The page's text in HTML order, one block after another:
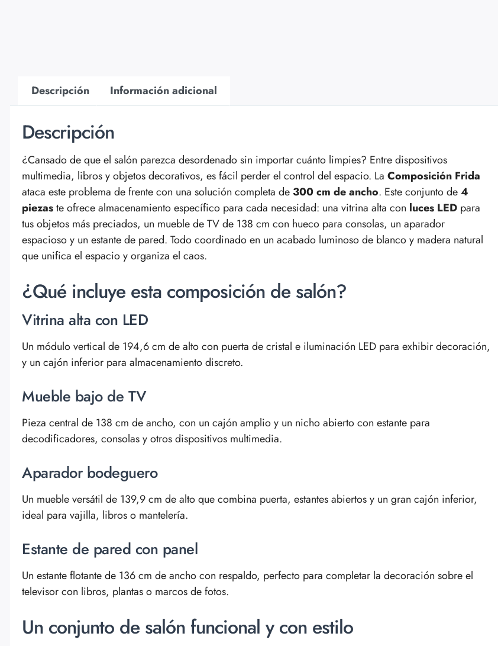
Descripción Información adicional
Descripción
¿Cansado de que el salón parezca desordenado sin importar cuánto limpies? Entre dispositivos
multimedia, libros y objetos decorativos, es fácil perder el control del espacio. La Composición Frida
ataca este problema de frente con una solución completa de 300 cm de ancho. Este conjunto de4
piezaste ofrece almacenamiento específico para cada necesidad: una vitrina alta con luces LED para
tus objetos más preciados, un mueble de TV de 138 cm con hueco para consolas, un aparador
espacioso y un estante de pared. Todo coordinado en un acabado luminoso de blanco y madera natural
que unifica el espacio y organiza el caos.
¿Qué incluye esta composición de salón?
Vitrina alta con LED
Un módulo vertical de 194,6 cm de alto con puerta de cristal e iluminación LED para exhibir decoración,
y un cajón inferior para almacenamiento discreto.
Mueble bajo de TV
Pieza central de 138 cm de ancho, con un cajón amplio y un nicho abierto con estante para
decodificadores, consolas y otros dispositivos multimedia.
Aparador bodeguero
Un mueble versátil de 139,9 cm de alto que combina puerta, estantes abiertos y un gran cajón inferior,
ideal para vajilla, libros o mantelería.
Estante de pared con panel
Un estante flotante de 136 cm de ancho con respaldo, perfecto para completar la decoración sobre el
televisor con libros, plantas o marcos de fotos.
Un conjunto de salón funcional y con estilo